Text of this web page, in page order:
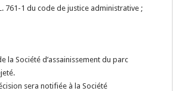
761-1 du code de justice administrative ;
la Société d’assainissement du parc
sera notifiée à la Société